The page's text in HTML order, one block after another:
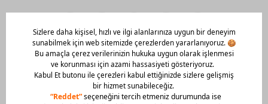
Mobil Uygulamamızı Hemen İndir!